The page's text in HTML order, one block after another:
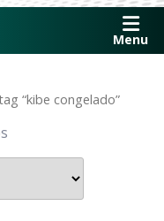
Menu
“kibe congelado”